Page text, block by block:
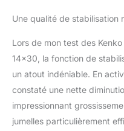
Une qualité de stabilisation
Lors de mon test des
14×30, la fonction de
un atout indéniable. En
constaté une nette
impressionnant
jumelles particulièrement